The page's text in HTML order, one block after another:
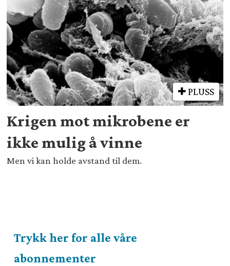
PLUSS
Krigen mot mikrobene er
ikke mulig å vinne
Men vi kan holde avstand til dem.
Trykk her for alle våre
abonnementer